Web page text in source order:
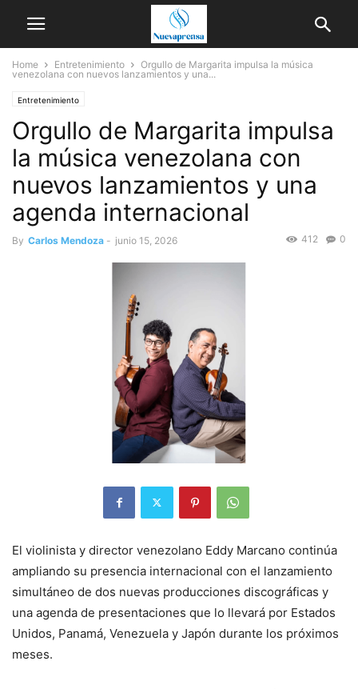
Home Entretenimiento
Orgullo de Margarita impulsa la música
venezolana con nuevos lanzamientos y una...
Entretenimiento
Orgullo de Margarita impulsa
la música venezolana con
nuevos lanzamientos y una
agenda internacional
By Carlos Mendoza - junio 15, 2026 0
412
El violinista y director venezolano Eddy Marcano continúa
ampliando su presencia internacional con el lanzamiento
simultáneo de dos nuevas producciones discográficas y
una agenda de presentaciones que lo llevará por Estados
Unidos, Panamá, Venezuela y Japón durante los próximos
meses.